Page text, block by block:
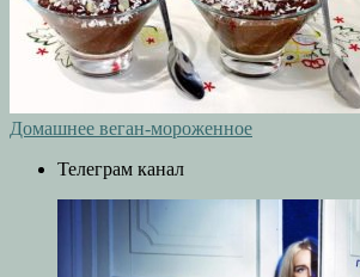
Домашнее веган-мороженное
Телеграм канал